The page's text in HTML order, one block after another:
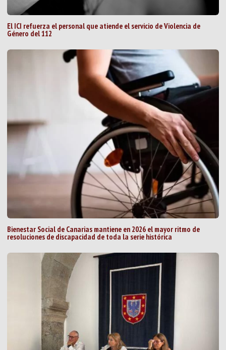
El ICI refuerza el personal que atiende el servicio de Violencia de
Género del 112
Bienestar Social de Canarias mantiene en 2026 el mayor ritmo de
resoluciones de discapacidad de toda la serie histórica